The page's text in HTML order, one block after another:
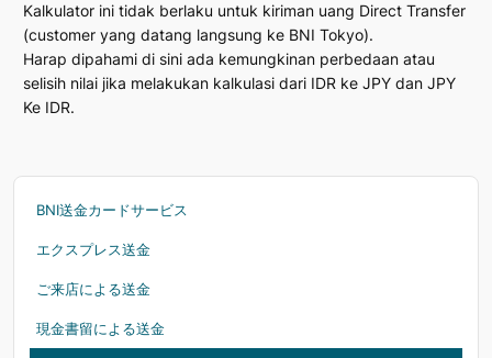
BNI送金カードサービス
エクスプレス送金
ご来店による送金
現金書留による送金
Kalkulator ini tidak berlaku untuk kiriman uang Direct Transfer
(customer yang datang langsung ke BNI Tokyo).
Harap dipahami di sini ada kemungkinan perbedaan atau
selisih nilai jika melakukan kalkulasi dari IDR ke JPY dan JPY
Ke IDR.